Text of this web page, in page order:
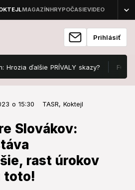
Prihlásiť
ďalšie PRÍVALY skazy? FOTO
o 15:30 TASR, Koktejl
Slovákov:
rast úrokov
toto!
2023 o 15:30
Slovákov: Bývanie
rast
ani toto!
sa stáva vplyvom rastúcich
čoraz nedostupnejšie.